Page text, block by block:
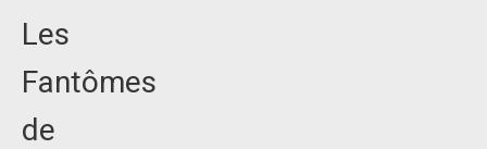
Les
Fantômes
de